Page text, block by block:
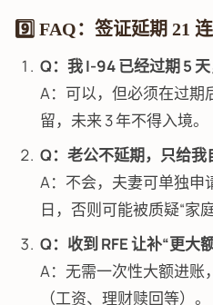
9️⃣ FAQ：签证延期 21
Q：我 I-94 已经过期 5
A：可以，但必须在过期
留，未来 3 年不得入境。
Q：老公不延期，只给我
A：不会，夫妻可单独申
日，否则可能被质疑“家
Q：收到 RFE 让补“更大
A：无需一次性大额进账
（工资、理财赎回等）。